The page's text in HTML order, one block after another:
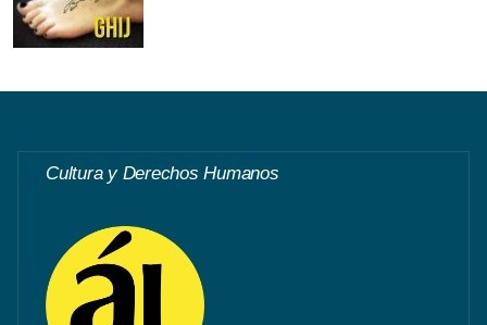
Cultura y Derechos Humanos